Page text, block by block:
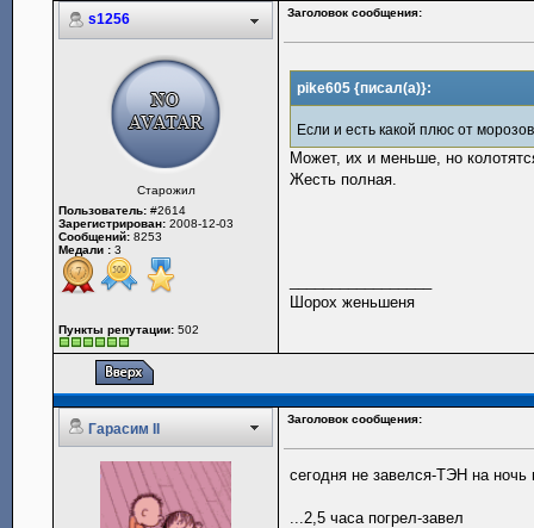
s1256 Заголовок сообщения:
Старожил
Пользователь: #2614
Зарегистрирован: 2008-12-03
Сообщений: 8253
Медали : 3
Пункты репутации: 502
pike605 {писал(а)}:
Если и есть какой плюс от
Может, их и меньше, но
Жесть полная.
Шорох женьшеня
Гарасим II
Заголовок сообщения:
сегодня не завелся-ТЭН на
...2,5 часа погрел-завел